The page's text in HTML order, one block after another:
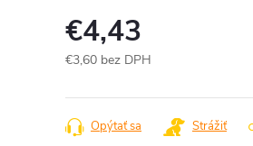
€4,43
€3,60 bez DPH
cena:
Opýtať sa Strážiť